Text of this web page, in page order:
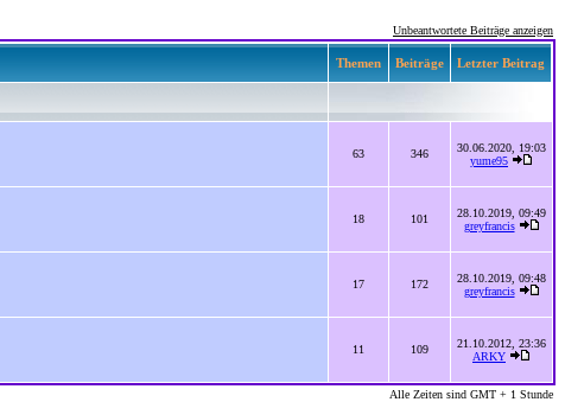
Unbeantwortete Beiträge anzeigen
Themen Beiträge Letzter Beitrag
63 346
30.06.2020, 19:03
yume95
18 101
28.10.2019, 09:49
greyfrancis
17 172
28.10.2019, 09:48
greyfrancis
11 109
21.10.2012, 23:36
ARKY
Alle Zeiten sind GMT + 1 Stunde